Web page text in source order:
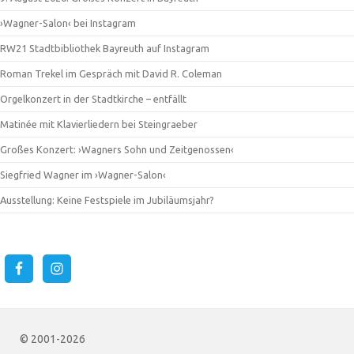
›Wagner-Salon‹ bei Instagram
RW21 Stadtbibliothek Bayreuth auf Instagram
Roman Trekel im Gespräch mit David R. Coleman
Orgelkonzert in der Stadtkirche – entfällt
Matinée mit Klavierliedern bei Steingraeber
Großes Konzert: ›Wagners Sohn und Zeitgenossen‹
Siegfried Wagner im ›Wagner-Salon‹
Ausstellung: Keine Festspiele im Jubiläumsjahr?
© 2001-2026